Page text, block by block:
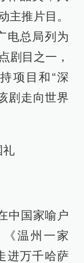
主推片目。
电总局列为
剧目之一，
项目和“深
剧走向世界
礼
中国家喻户
温州一家
进万千哈萨